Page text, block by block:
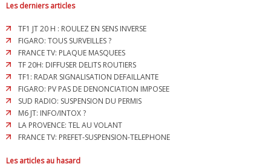
Les derniers articles
TF1 JT 20 H : ROULEZ EN SENS INVERSE
FIGARO: TOUS SURVEILLES ?
FRANCE TV: PLAQUE MASQUEES
TF 20H: DIFFUSER DELITS ROUTIERS
TF1: RADAR SIGNALISATION DEFAILLANTE
FIGARO: PV PAS DE DENONCIATION IMPOSEE
SUD RADIO: SUSPENSION DU PERMIS
M6 JT: INFO/INTOX ?
LA PROVENCE: TEL AU VOLANT
FRANCE TV: PREFET-SUSPENSION-TELEPHONE
Les articles au hasard